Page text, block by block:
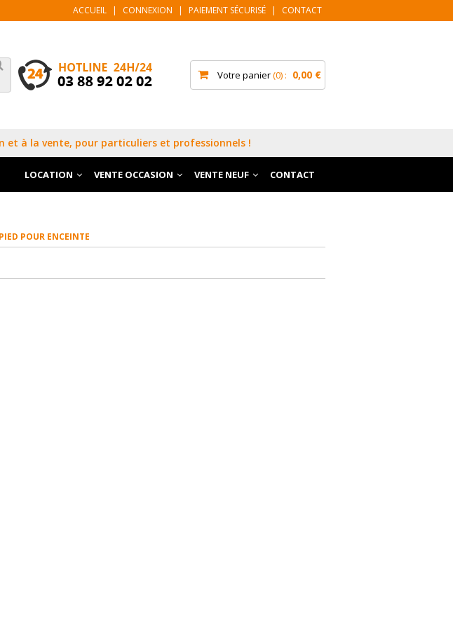
ACCUEIL | CONNEXION | PAIEMENT SÉCURISÉ | CONTACT
Votre panier 0 0,00 €
et à la vente, pour particuliers et professionnels !
LOCATION VENTE OCCASION VENTE NEUF CONTACT
PIED POUR ENCEINTE